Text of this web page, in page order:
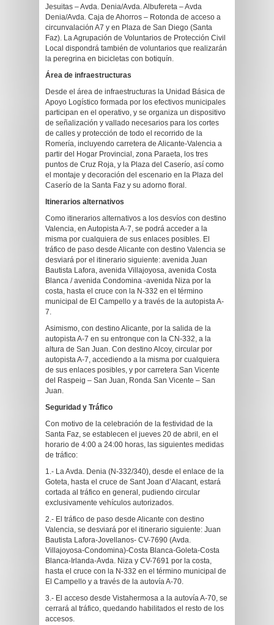
Jesuitas – Avda. Denia/Avda. Albufereta – Avda
Denia/Avda. Caja de Ahorros – Rotonda de acceso a
circunvalación A7 y en Plaza de San Diego (Santa
Faz). La Agrupación de Voluntarios de Protección Civil
Local dispondrá también de voluntarios que realizarán
la peregrina en bicicletas con botiquín.
Área de infraestructuras
Desde el área de infraestructuras la Unidad Básica de
Apoyo Logístico formada por los efectivos municipales
participan en el operativo, y se organiza un dispositivo
de señalización y vallado necesarios para los cortes
de calles y protección de todo el recorrido de la
Romería, incluyendo carretera de Alicante-Valencia a
partir del Hogar Provincial, zona Paraeta, los tres
puntos de Cruz Roja, y la Plaza del Caserío, así como
el montaje y decoración del escenario en la Plaza del
Caserío de la Santa Faz y su adorno floral.
Itinerarios alternativos
Como itinerarios alternativos a los desvíos con destino
Valencia, en Autopista A-7, se podrá acceder a la
misma por cualquiera de sus enlaces posibles. El
tráfico de paso desde Alicante con destino Valencia se
desviará por el itinerario siguiente: avenida Juan
Bautista Lafora, avenida Villajoyosa, avenida Costa
Blanca / avenida Condomina -avenida Niza por la
costa, hasta el cruce con la N-332 en el término
municipal de El Campello y a través de la autopista A-
7.
Asimismo, con destino Alicante, por la salida de la
autopista A-7 en su entronque con la CN-332, a la
altura de San Juan. Con destino Alcoy, circular por
autopista A-7, accediendo a la misma por cualquiera
de sus enlaces posibles, y por carretera San Vicente
del Raspeig – San Juan, Ronda San Vicente – San
Juan.
Seguridad y Tráfico
Con motivo de la celebración de la festividad de la
Santa Faz, se establecen el jueves 20 de abril, en el
horario de 4:00 a 24:00 horas, las siguientes medidas
de tráfico:
1.- La Avda. Denia (N-332/340), desde el enlace de la
Goteta, hasta el cruce de Sant Joan d’Alacant, estará
cortada al tráfico en general, pudiendo circular
exclusivamente vehículos autorizados.
2.- El tráfico de paso desde Alicante con destino
Valencia, se desviará por el itinerario siguiente: Juan
Bautista Lafora-Jovellanos- CV-7690 (Avda.
Villajoyosa-Condomina)-Costa Blanca-Goleta-Costa
Blanca-Irlanda-Avda. Niza y CV-7691 por la costa,
hasta el cruce con la N-332 en el término municipal de
El Campello y a través de la autovía A-70.
3.- El acceso desde Vistahermosa a la autovía A-70, se
cerrará al tráfico, quedando habilitados el resto de los
accesos.